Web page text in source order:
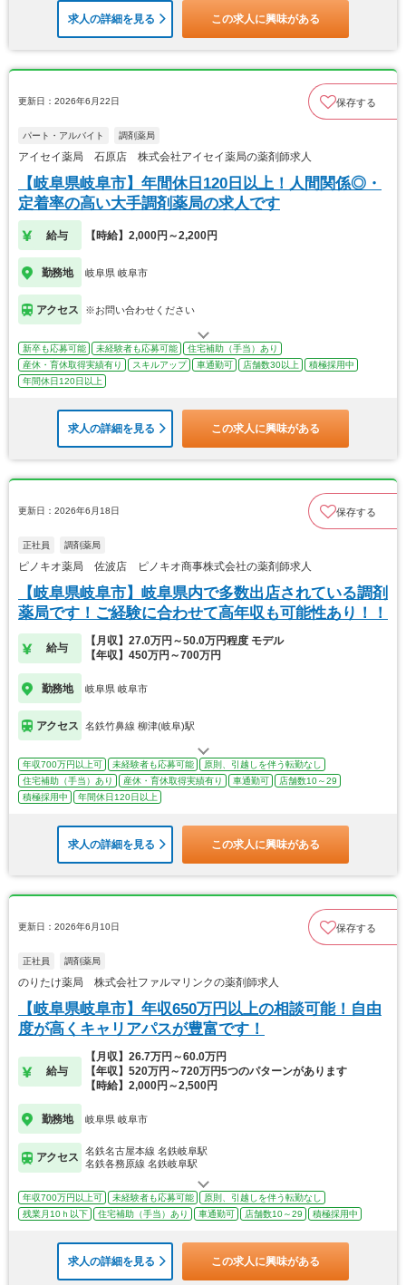
求人の詳細を見る この求人に興味がある
更新日：2026年6月22日 保存する
パート・アルバイト 調剤薬局
アイセイ薬局 石原店 株式会社アイセイ薬局の薬剤師求人
【岐阜県岐阜市】年間休日120日以上！人間関係◎・
定着率の高い大手調剤薬局の求人です
給与 【時給】2,000円～2,200円
勤務地 岐阜県 岐阜市
アクセス ※お問い合わせください
新卒も応募可能 未経験者も応募可能
住宅補助（手当）あり
産休・育休取得実績有り
スキルアップ 車通勤可 店舗数30以上
積極採用中
年間休日120日以上
求人の詳細を見る この求人に興味がある
更新日：2026年6月18日 保存する
正社員 調剤薬局
ピノキオ薬局 佐波店 ピノキオ商事株式会社の薬剤師求人
【岐阜県岐阜市】岐阜県内で多数出店されている調剤
薬局です！ご経験に合わせて高年収も可能性あり！！
給与
【月収】27.0万円～50.0万円程度 モデル
【年収】450万円～700万円
勤務地 岐阜県 岐阜市
アクセス 名鉄竹鼻線 柳津(岐阜)駅
年収700万円以上可 未経験者も応募可能
原則、引越しを伴う転勤なし
住宅補助（手当）あり
産休・育休取得実績有り 車通勤可
店舗数10～29
積極採用中
年間休日120日以上
求人の詳細を見る この求人に興味がある
更新日：2026年6月10日 保存する
正社員 調剤薬局
のりたけ薬局 株式会社ファルマリンクの薬剤師求人
【岐阜県岐阜市】年収650万円以上の相談可能！自由
度が高くキャリアパスが豊富です！
給与
【月収】26.7万円～60.0万円
【年収】520万円～720万円5つのパターンがあります
【時給】2,000円～2,500円
勤務地 岐阜県 岐阜市
アクセス
名鉄名古屋本線 名鉄岐阜駅
名鉄各務原線 名鉄岐阜駅
年収700万円以上可 未経験者も応募可能
原則、引越しを伴う転勤なし
残業月10ｈ以下
住宅補助（手当）あり 車通勤可 店舗数10～29 積極採用中
求人の詳細を見る この求人に興味がある